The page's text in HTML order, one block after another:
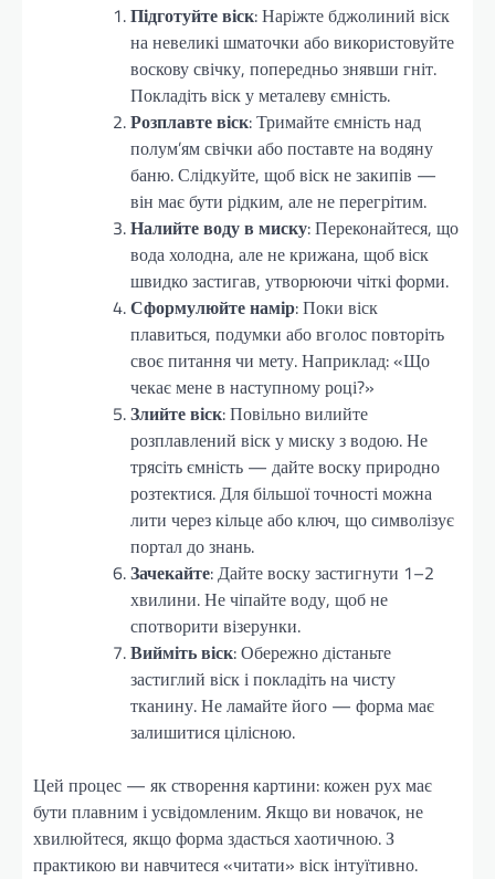
Підготуйте віск: Наріжте бджолиний віск
на невеликі шматочки або використовуйте
воскову свічку, попередньо знявши гніт.
Покладіть віск у металеву ємність.
Розплавте віск: Тримайте ємність над
полум’ям свічки або поставте на водяну
баню. Слідкуйте, щоб віск не закипів —
він має бути рідким, але не перегрітим.
Налийте воду в миску: Переконайтеся, що
вода холодна, але не крижана, щоб віск
швидко застигав, утворюючи чіткі форми.
Сформулюйте намір: Поки віск
плавиться, подумки або вголос повторіть
своє питання чи мету. Наприклад: «Що
чекає мене в наступному році?»
Злийте віск: Повільно вилийте
розплавлений віск у миску з водою. Не
трясіть ємність — дайте воску природно
розтектися. Для більшої точності можна
лити через кільце або ключ, що символізує
портал до знань.
Зачекайте: Дайте воску застигнути 1–2
хвилини. Не чіпайте воду, щоб не
спотворити візерунки.
Вийміть віск: Обережно дістаньте
застиглий віск і покладіть на чисту
тканину. Не ламайте його — форма має
залишитися цілісною.
Цей процес — як створення картини: кожен рух має
бути плавним і усвідомленим. Якщо ви новачок, не
хвилюйтеся, якщо форма здасться хаотичною. З
практикою ви навчитеся «читати» віск інтуїтивно.